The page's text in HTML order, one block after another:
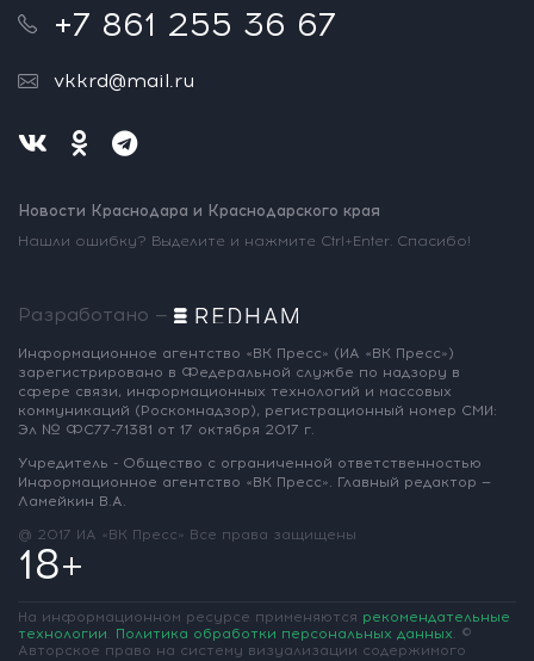
+7 861 255 36 67
vkkrd@mail.ru
Новости Краснодара и Краснодарского края
Нашли ошибку? Выделите и нажмите Ctrl+Enter. Спасибо!
Разработано —
Информационное агентство «ВК Пресс» (ИА «ВК Пресс»)
зарегистрировано в Федеральной службе по надзору в
сфере связи, информационных технологий и массовых
коммуникаций (Роскомнадзор), регистрационный номер СМИ:
Эл № ФС77-71381 от 17 октября 2017 г.
Учредитель - Общество с ограниченной ответственностью
Информационное агентство «ВК Пресс». Главный редактор —
Ламейкин В.А.
@ 2017 ИА «ВК Пресс» Все права защищены
18+
На информационном ресурсе применяются рекомендательные
технологии. Политика обработки персональных данных. ©
Авторское право на систему визуализации содержимого